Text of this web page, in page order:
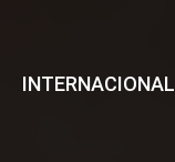
INTERNACIONAL